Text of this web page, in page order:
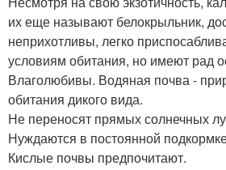
их еще называют белокрыльник,
неприхотливы, легко
условиям обитания, но имеют рад
Влаголюбивы. Водяная почва -
обитания дикого вида.
Не переносят прямых солнечных
Нуждаются в постоянной
Кислые почвы предпочитают.